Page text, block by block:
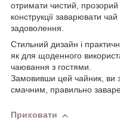
отримати чистий, прозорий
конструкції заварювати
задоволення.
Стильний дизайн і
як для щоденного
чаювання з гостями.
Замовивши цей чайник, ви
смачним, правильно
Приховати